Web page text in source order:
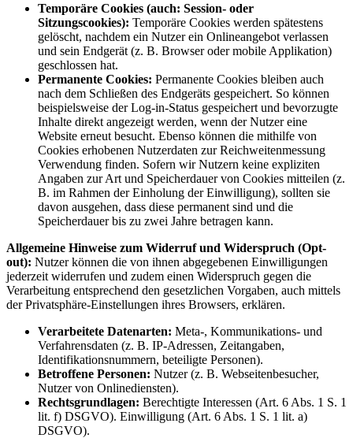
Temporäre Cookies (auch: Session- oder
Sitzungscookies): Temporäre Cookies werden spätestens
gelöscht, nachdem ein Nutzer ein Onlineangebot verlassen
und sein Endgerät (z. B. Browser oder mobile Applikation)
geschlossen hat.
Permanente Cookies: Permanente Cookies bleiben auch
nach dem Schließen des Endgeräts gespeichert. So können
beispielsweise der Log-in-Status gespeichert und bevorzugte
Inhalte direkt angezeigt werden, wenn der Nutzer eine
Website erneut besucht. Ebenso können die mithilfe von
Cookies erhobenen Nutzerdaten zur Reichweitenmessung
Verwendung finden. Sofern wir Nutzern keine expliziten
Angaben zur Art und Speicherdauer von Cookies mitteilen (z.
B. im Rahmen der Einholung der Einwilligung), sollten sie
davon ausgehen, dass diese permanent sind und die
Speicherdauer bis zu zwei Jahre betragen kann.
Allgemeine Hinweise zum Widerruf und Widerspruch (Opt-
out): Nutzer können die von ihnen abgegebenen Einwilligungen
jederzeit widerrufen und zudem einen Widerspruch gegen die
Verarbeitung entsprechend den gesetzlichen Vorgaben, auch mittels
der Privatsphäre-Einstellungen ihres Browsers, erklären.
Verarbeitete Datenarten: Meta-, Kommunikations- und
Verfahrensdaten (z. B. IP-Adressen, Zeitangaben,
Identifikationsnummern, beteiligte Personen).
Betroffene Personen: Nutzer (z. B. Webseitenbesucher,
Nutzer von Onlinediensten).
Rechtsgrundlagen: Berechtigte Interessen (Art. 6 Abs. 1 S. 1
lit. f) DSGVO). Einwilligung (Art. 6 Abs. 1 S. 1 lit. a)
DSGVO).